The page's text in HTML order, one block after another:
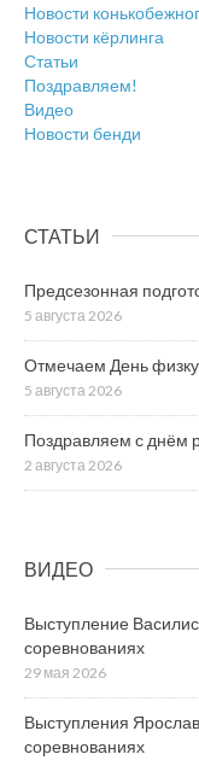
Новости
Новости кёрлинга
Статьи
Поздравляем!
Видео
Новости бенди
СТАТЬИ
Предсезонная
5 августа 2026
Отмечаем День
5 августа 2026
Поздравляем с днём
2 августа 2026
ВИДЕО
Выступление
соревнованиях
29 мая 2026
Выступления
соревнованиях